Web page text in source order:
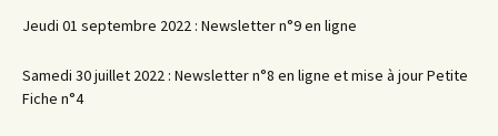
Jeudi 01 septembre 2022 : Newsletter n°9 en ligne
Samedi 30 juillet 2022 : Newsletter n°8 en ligne et mise à jour Petite
Fiche n°4